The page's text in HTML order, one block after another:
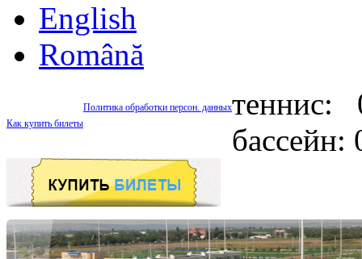
English
Română
Политика обработки персон. данных
Как купить билеты
теннис: